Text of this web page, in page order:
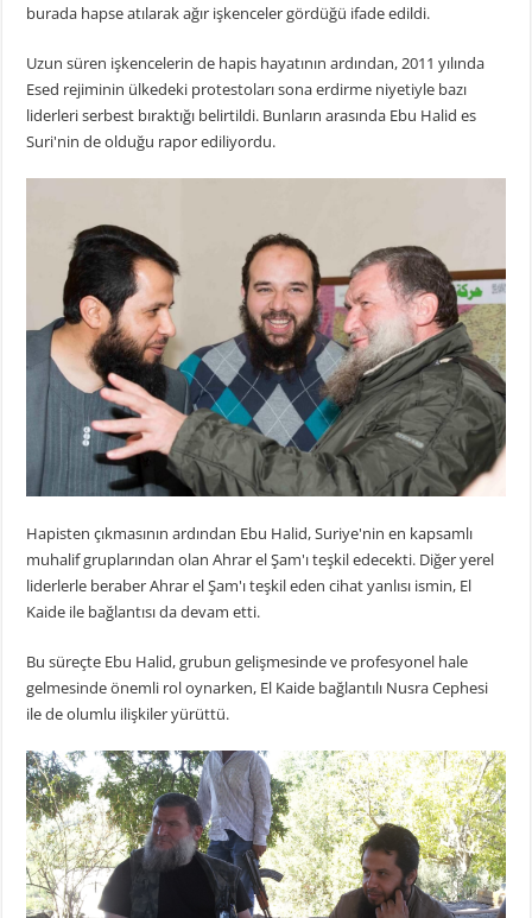
burada hapse atılarak ağır işkenceler gördüğü ifade edildi.
Uzun süren işkencelerin de hapis hayatının ardından, 2011 yılında
Esed rejiminin ülkedeki protestoları sona erdirme niyetiyle bazı
liderleri serbest bıraktığı belirtildi. Bunların arasında Ebu Halid es
Suri'nin de olduğu rapor ediliyordu.
Hapisten çıkmasının ardından Ebu Halid, Suriye'nin en kapsamlı
muhalif gruplarından olan Ahrar el Şam'ı teşkil edecekti. Diğer yerel
liderlerle beraber Ahrar el Şam'ı teşkil eden cihat yanlısı ismin, El
Kaide ile bağlantısı da devam etti.
Bu süreçte Ebu Halid, grubun gelişmesinde ve profesyonel hale
gelmesinde önemli rol oynarken, El Kaide bağlantılı Nusra Cephesi
ile de olumlu ilişkiler yürüttü.